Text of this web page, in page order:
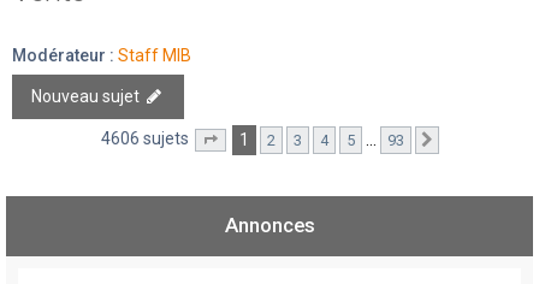
Modérateur : Staff MIB
Nouveau sujet
4606 sujets Page sur93
1 2 3 4 5 … 93
Annonces